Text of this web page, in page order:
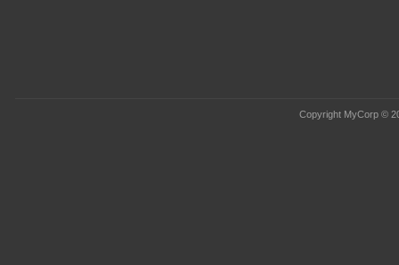
Copyright MyCorp ©